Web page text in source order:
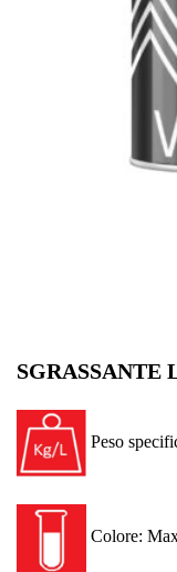
SGRASSANTE
Peso
Colore: